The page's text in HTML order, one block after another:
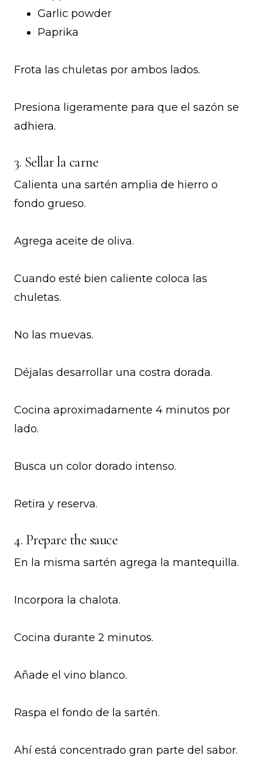
Garlic powder
Paprika
Frota las chuletas por ambos lados.
Presiona ligeramente para que el sazón se
adhiera.
3. Sellar la carne
Calienta una sartén amplia de hierro o
fondo grueso.
Agrega aceite de oliva.
Cuando esté bien caliente coloca las
chuletas.
No las muevas.
Déjalas desarrollar una costra dorada.
Cocina aproximadamente 4 minutos por
lado.
Busca un color dorado intenso.
Retira y reserva.
4. Prepare the sauce
En la misma sartén agrega la mantequilla.
Incorpora la chalota.
Cocina durante 2 minutos.
Añade el vino blanco.
Raspa el fondo de la sartén.
Ahí está concentrado gran parte del sabor.